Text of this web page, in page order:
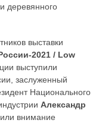
деревянного
выставки
2021 / Low
выступили
заслуженный
Национального
Александр
внимание